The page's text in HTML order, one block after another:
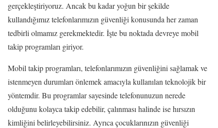
gerçekleştiriyoruz. Ancak bu kadar yoğun bir şekilde
kullandığımız telefonlarımızın güvenliği konusunda her zaman
tedbirli olmamız gerekmektedir. İşte bu noktada devreye mobil
takip programları giriyor.
Mobil takip programları, telefonlarımızın güvenliğini sağlamak ve
istenmeyen durumları önlemek amacıyla kullanılan teknolojik bir
yöntemdir. Bu programlar sayesinde telefonunuzun nerede
olduğunu kolayca takip edebilir, çalınması halinde ise hırsızın
kimliğini belirleyebilirsiniz. Ayrıca çocuklarınızın güvenliği